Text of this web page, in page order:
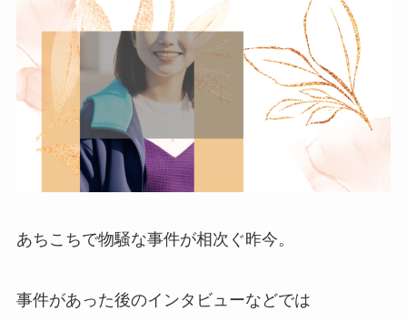
あちこちで物騒な事件が相次ぐ昨今。
事件があった後のインタビューなどでは